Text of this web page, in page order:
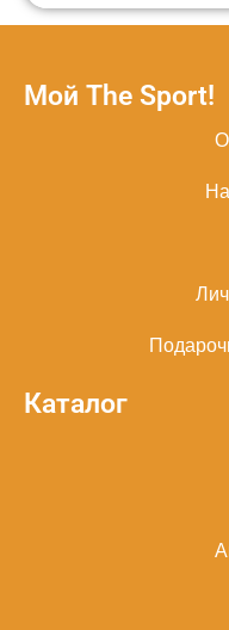
Мой The Sport!
Каталог